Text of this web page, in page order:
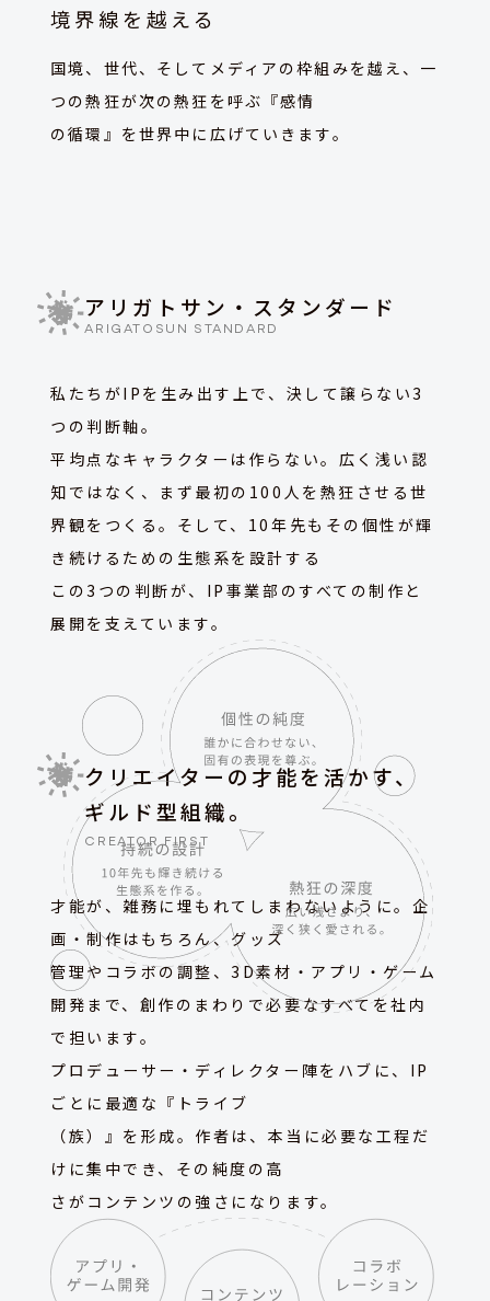
境界線を越える
国境、世代、そしてメディアの枠組みを越え、一
つの熱狂が次の熱狂を呼ぶ『感情
の循環』を世界中に広げていきます。
アリガトサン・スタンダード
ARIGATOSUN STANDARD
私たちがIPを生み出す上で、決して譲らない3
つの判断軸。
平均点なキャラクターは作らない。広く浅い認
知ではなく、まず最初の100人を熱狂させる世
界観をつくる。そして、10年先もその個性が輝
き続けるための生態系を設計する ―――
この3つの判断が、IP事業部のすべての制作と
展開を支えています。
クリエイターの才能を活かす、
ギルド型組織。
CREATOR FIRST
才能が、雑務に埋もれてしまわないように。企
画・制作はもちろん、グッズ
管理やコラボの調整、3D素材・アプリ・ゲーム
開発まで、創作のまわりで必要なすべてを社内
で担います。
プロデューサー・ディレクター陣をハブに、IP
ごとに最適な『トライブ
（族）』を形成。作者は、本当に必要な工程だ
けに集中でき、その純度の高
さがコンテンツの強さになります。